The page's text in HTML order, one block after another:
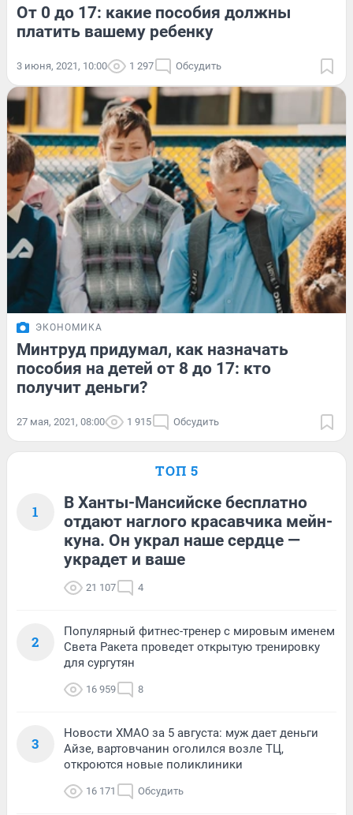
От 0 до 17: какие пособия должны
платить вашему ребенку
3 июня, 2021, 10:00 1 297 Обсудить
ЭКОНОМИКА
Минтруд придумал, как назначать
пособия на детей от 8 до 17: кто
получит деньги?
27 мая, 2021, 08:00 1 915 Обсудить
ТОП 5
1
В Ханты-Мансийске бесплатно
отдают наглого красавчика мейн-
куна. Он украл наше сердце —
украдет и ваше
21 107 4
2
Популярный фитнес-тренер с мировым именем
Света Ракета проведет открытую тренировку
для сургутян
16 959 8
3
Новости ХМАО за 5 августа: муж дает деньги
Айзе, вартовчанин оголился возле ТЦ,
откроются новые поликлиники
16 171 Обсудить